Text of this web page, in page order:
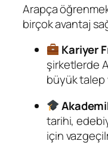
Arapça
birçok avantaj
Kariyer
şirketlerde
büyük talep
tarihi,
için